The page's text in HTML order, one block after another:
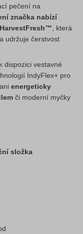
pečení na
značka nabízí
, která
udržuje čerstvost
dispozici vestavné
IndyFlex+ pro
energeticky
či moderní myčky
složka